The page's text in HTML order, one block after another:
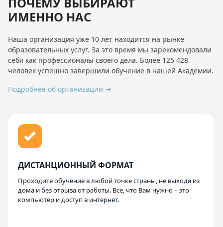
ИМЕННО НАС
Наша организация уже 10 лет находится на рынке
образовательных услуг. За это время мы зарекомендовали
себя как профессионалы своего дела. Более 125 428
человек успешно завершили обучение в нашей Академии.
Подробнее об организации →
ДИСТАНЦИОННЫЙ ФОРМАТ
Проходите обучение в любой точке страны, не выходя из
дома и без отрыва от работы. Все, что Вам нужно – это
компьютер и доступ в интернет.